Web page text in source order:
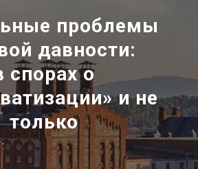
проблемы
давности:
спорах о
и не
только